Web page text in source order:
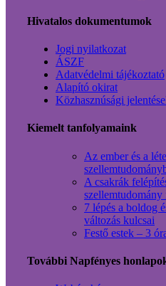
Hivatalos dokumentumok
Jogi nyilatkozat
ÁSZF
Adatvédelmi tájékoztató
Alapító okirat
Közhasznúsági
Kiemelt tanfolyamaink
Az ember és a
A csakrák
szellemtudomány
7 lépés a boldog
változás kulcsai
Festő estek – 3
További Napfényes